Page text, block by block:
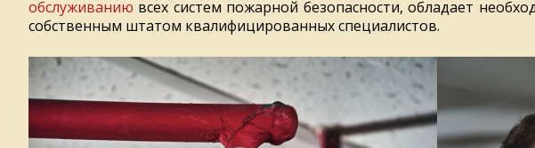
обслуживанию всех систем пожарной безопасности, обладает
собственным штатом квалифицированных специалистов.